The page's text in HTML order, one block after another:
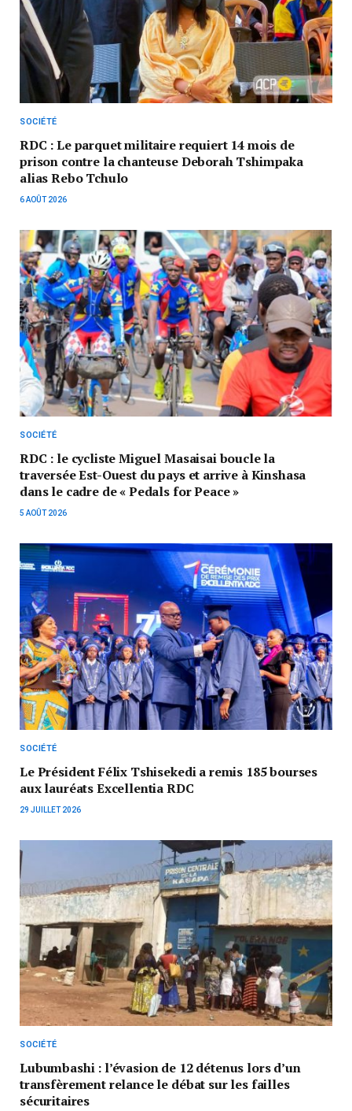
SOCIÉTÉ
RDC : Le parquet militaire requiert 14 mois de
prison contre la chanteuse Deborah Tshimpaka
alias Rebo Tchulo
6 AOÛT 2026
SOCIÉTÉ
RDC : le cycliste Miguel Masaisai boucle la
traversée Est-Ouest du pays et arrive à Kinshasa
dans le cadre de « Pedals for Peace »
5 AOÛT 2026
SOCIÉTÉ
Le Président Félix Tshisekedi a remis 185 bourses
aux lauréats Excellentia RDC
29 JUILLET 2026
SOCIÉTÉ
Lubumbashi : l’évasion de 12 détenus lors d’un
transfèrement relance le débat sur les failles
sécuritaires